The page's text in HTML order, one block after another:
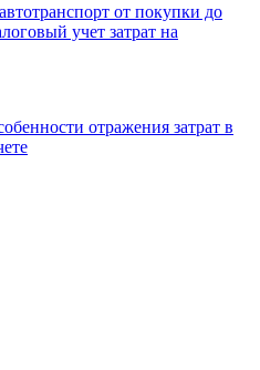
от покупки до
учет затрат на
отражения затрат в